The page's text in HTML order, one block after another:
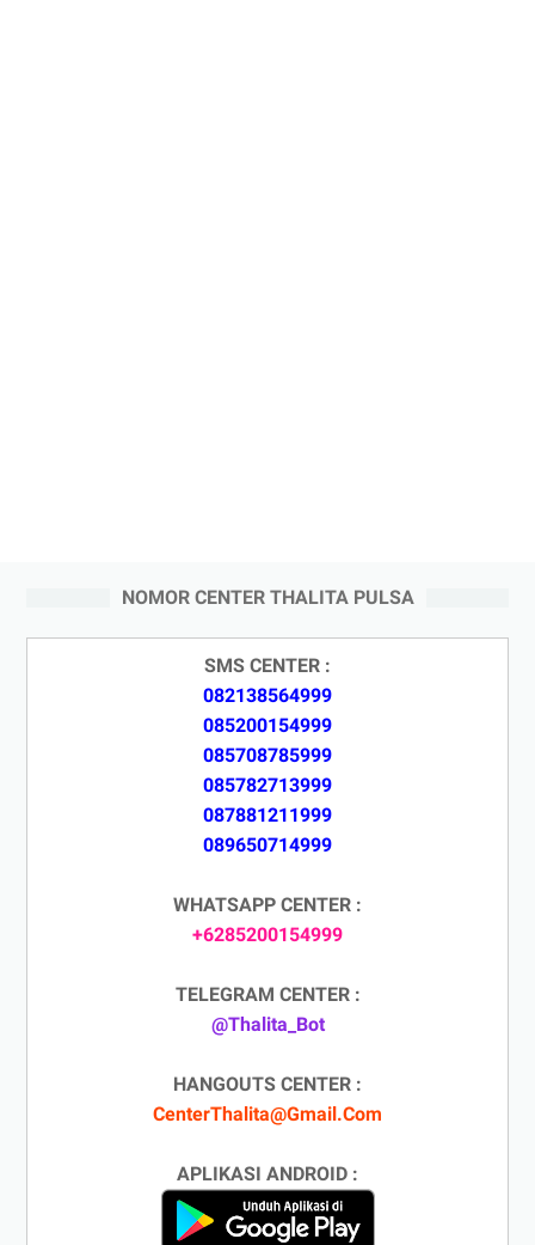
NOMOR CENTER THALITA PULSA
SMS CENTER :
082138564999
085200154999
085708785999
085782713999
087881211999
089650714999
WHATSAPP CENTER :
+6285200154999
TELEGRAM CENTER :
@Thalita_Bot
HANGOUTS CENTER :
CenterThalita@Gmail.Com
APLIKASI ANDROID :